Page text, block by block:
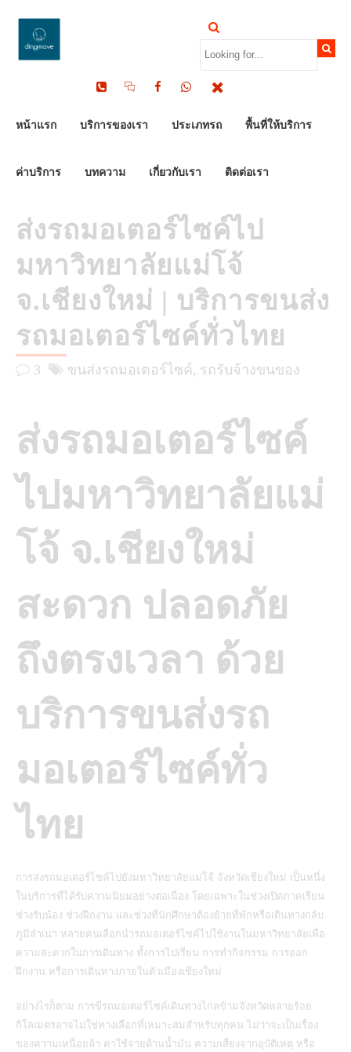
หน้าแรก บริการของเรา ประเภทรถ พื้นที่ให้บริการ
ค่าบริการ บทความ เกี่ยวกับเรา ติดต่อเรา
ส่งรถมอเตอร์ไซค์ไป
มหาวิทยาลัยแม่โจ้
จ.เชียงใหม่ | บริการขนส่ง
รถมอเตอร์ไซค์ทั่วไทย
3 ขนส่งรถมอเตอร์ไซค์ รถรับจ้างขนของ
ส่งรถมอเตอร์ไซค์
ไปมหาวิทยาลัยแม่
โจ้ จ.เชียงใหม่
สะดวก ปลอดภัย
ถึงตรงเวลา ด้วย
บริการขนส่งรถ
มอเตอร์ไซค์ทั่ว
ไทย
การส่งรถมอเตอร์ไซค์ไปยังมหาวิทยาลัยแม่โจ้ จังหวัดเชียงใหม่ เป็นหนึ่ง
ในบริการที่ได้รับความนิยมอย่างต่อเนื่อง โดยเฉพาะในช่วงเปิดภาคเรียน
ช่วงรับน้อง ช่วงฝึกงาน และช่วงที่นักศึกษาต้องย้ายที่พักหรือเดินทางกลับ
ภูมิลำเนา หลายคนเลือกนำรถมอเตอร์ไซค์ไปใช้งานในมหาวิทยาลัยเพื่อ
ความสะดวกในการเดินทาง ทั้งการไปเรียน การทำกิจกรรม การออก
ฝึกงาน หรือการเดินทางภายในตัวเมืองเชียงใหม่
อย่างไรก็ตาม การขี่รถมอเตอร์ไซค์เดินทางไกลข้ามจังหวัดหลายร้อย
กิโลเมตรอาจไม่ใช่ทางเลือกที่เหมาะสมสำหรับทุกคน ไม่ว่าจะเป็นเรื่อง
ของความเหนื่อยล้า ค่าใช้จ่ายด้านน้ำมัน ความเสี่ยงจากอุบัติเหตุ หรือ